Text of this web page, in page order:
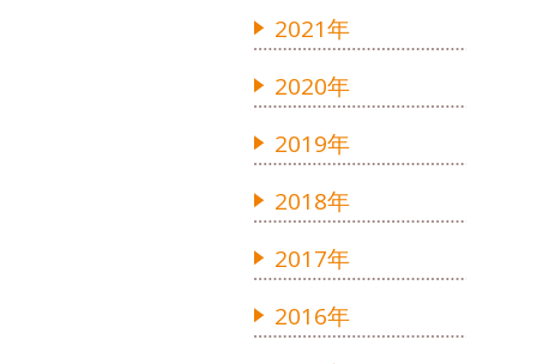
2021年
2020年
2019年
2018年
2017年
2016年